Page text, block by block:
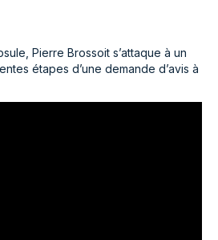
Pierre Brossoit s’attaque à un
étapes d’une demande d’avis à